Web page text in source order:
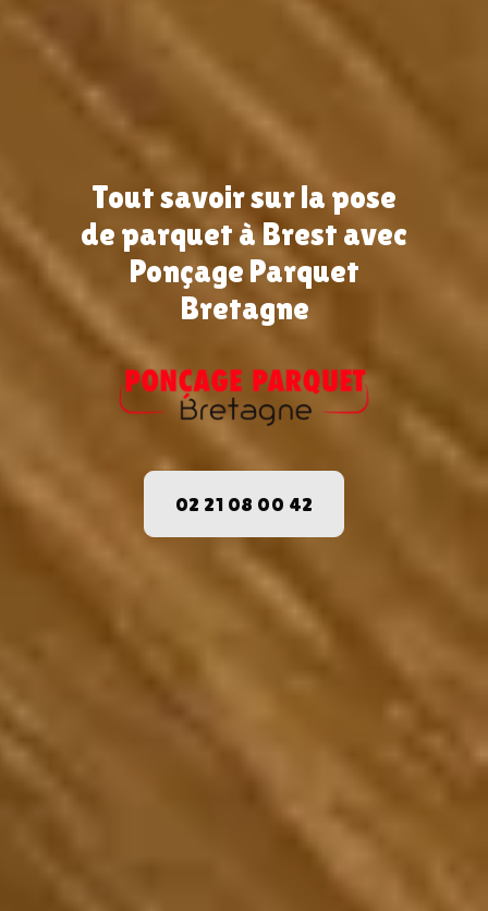
Tout savoir sur la pose
de parquet à Brest avec
Ponçage Parquet
Bretagne
02 21 08 00 42